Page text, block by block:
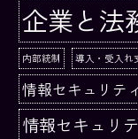
企業と法
内部統制 導入・受入れ
情報セキュリティ
情報セキュリ